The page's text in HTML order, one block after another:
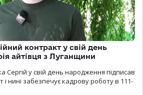
контракт у свій день
айтівця з Луганщини
Сергій у свій день народження підписав
нині забезпечує кадрову роботу в 111-